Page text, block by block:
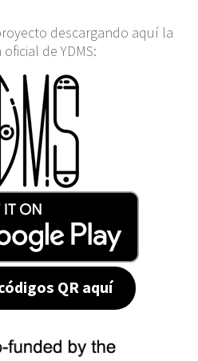
descargando aquí la
de YDMS:
QR aquí